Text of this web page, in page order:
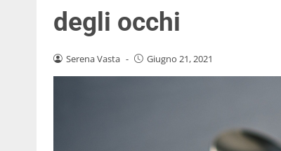
degli occhi
Serena Vasta - Giugno 21, 2021